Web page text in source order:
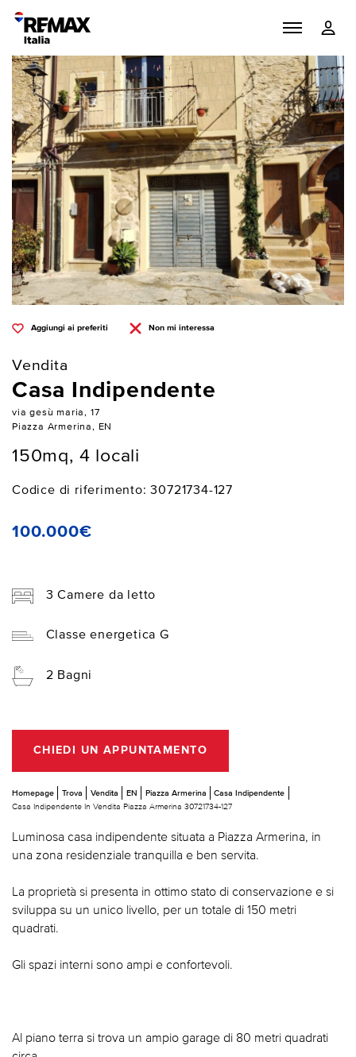
Aggiungi ai preferiti Non mi interessa
Vendita
Casa Indipendente
via gesù maria, 17
Piazza Armerina, EN
150mq, 4 locali
Codice di riferimento: 30721734-127
100.000€
3 Camere da letto
Classe energetica G
2 Bagni
CHIEDI UN APPUNTAMENTO
Homepage Trova Vendita EN Piazza Armerina
Casa Indipendente
Casa Indipendente In Vendita Piazza Armerina 30721734-127
Luminosa casa indipendente situata a Piazza Armerina, in
una zona residenziale tranquilla e ben servita.
La proprietà si presenta in ottimo stato di conservazione e si
sviluppa su un unico livello, per un totale di 150 metri
quadrati.
Gli spazi interni sono ampi e confortevoli.
Al piano terra si trova un ampio garage di 80 metri quadrati